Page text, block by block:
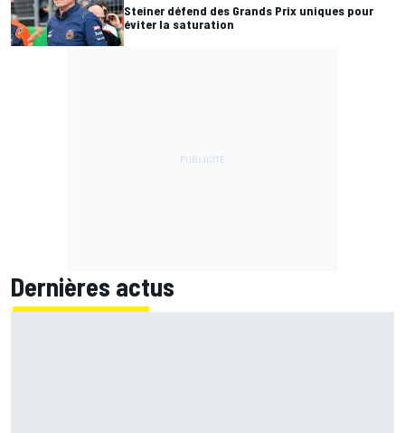
Steiner défend des Grands Prix uniques pour
éviter la saturation
Dernières actus